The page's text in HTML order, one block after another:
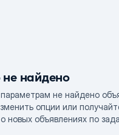
не найдено
не найдено
опции или
новых объявлениях по